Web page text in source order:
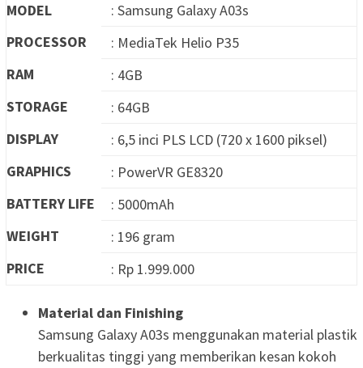
MODEL
: Samsung Galaxy A03s
PROCESSOR
: MediaTek Helio P35
RAM
: 4GB
STORAGE
: 64GB
DISPLAY
: 6,5 inci PLS LCD (720 x 1600 piksel)
GRAPHICS
: PowerVR GE8320
BATTERY LIFE
: 5000mAh
WEIGHT
: 196 gram
PRICE
: Rp 1.999.000
Material dan Finishing
Samsung Galaxy A03s menggunakan material plastik
berkualitas tinggi yang memberikan kesan kokoh